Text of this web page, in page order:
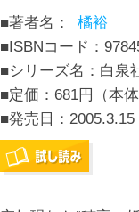
■著者名：
橘裕
■ISBNコード：
■シリーズ名：白泉
■定価：681円（本
■発売日： 2005.3.15